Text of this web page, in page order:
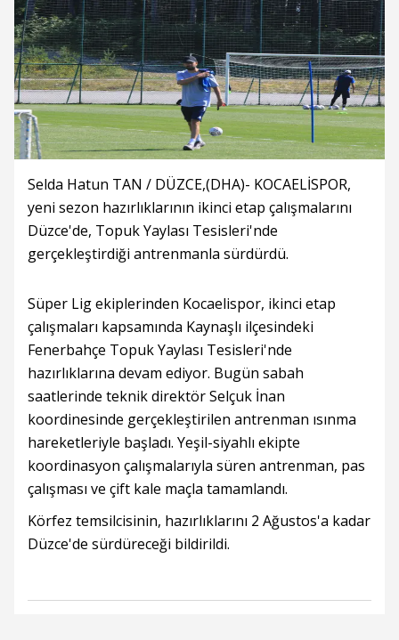
Selda Hatun TAN / DÜZCE,(DHA)- KOCAELİSPOR,
yeni sezon hazırlıklarının ikinci etap çalışmalarını
Düzce'de, Topuk Yaylası Tesisleri'nde
gerçekleştirdiği antrenmanla sürdürdü.
Süper Lig ekiplerinden Kocaelispor, ikinci etap
çalışmaları kapsamında Kaynaşlı ilçesindeki
Fenerbahçe Topuk Yaylası Tesisleri'nde
hazırlıklarına devam ediyor. Bugün sabah
saatlerinde teknik direktör Selçuk İnan
koordinesinde gerçekleştirilen antrenman ısınma
hareketleriyle başladı. Yeşil-siyahlı ekipte
koordinasyon çalışmalarıyla süren antrenman, pas
çalışması ve çift kale maçla tamamlandı.
Körfez temsilcisinin, hazırlıklarını 2 Ağustos'a kadar
Düzce'de sürdüreceği bildirildi.